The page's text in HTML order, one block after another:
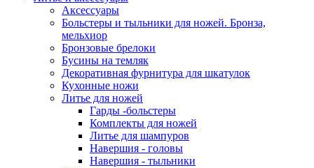
Аксессуары
Больстеры и тыльники для ножей. Бронза,
мельхиор
Бронзовые брелоки
Бусины на темляк
Декоративная фурнитура для шкатулок
Кухонные ножи
Литье для ножей
Гарды -больстеры
Комплекты для ножей
Литье для шампуров
Навершия - головы
Навершия - тыльники